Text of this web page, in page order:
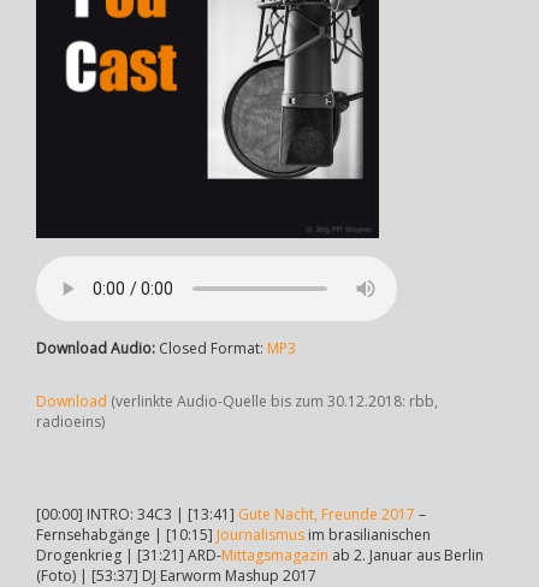
Download Audio: Closed Format: MP3
Download (verlinkte Audio-Quelle bis zum 30.12.2018: rbb,
radioeins)
[00:00] INTRO: 34C3 | [13:41] Gute Nacht, Freunde 2017 –
Fernsehabgänge | [10:15] Journalismus im brasilianischen
Drogenkrieg | [31:21] ARD-Mittagsmagazin ab 2. Januar aus Berlin
(Foto) | [53:37] DJ Earworm Mashup 2017